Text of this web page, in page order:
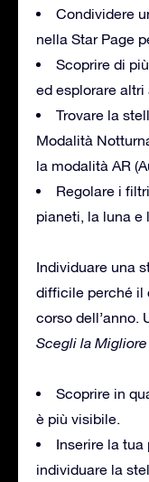
Condividere
nella Star Page
Scoprire di
ed esplorare
Trovare la
Modalità
la modalità AR
Regolare i
pianeti, la luna e
Individuare una
difficile perché il
corso dell’anno.
Scegli la Migliore
Scoprire in
è più visibile.
Inserire la
individuare la